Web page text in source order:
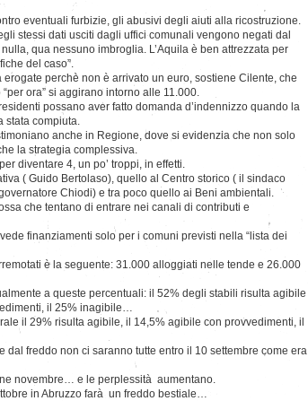
eventuali furbizie, gli abusivi degli aiuti alla ricostruzione.
stessi dati usciti dagli uffici comunali vengono negati dal
qua nessuno imbroglia. L’Aquila è ben attrezzata per
del caso”.
perchè non è arrivato un euro, sostiene Cilente, che
ora” si aggirano intorno alle 11.000.
possano aver fatto domanda d’indennizzo quando la
stata compiuta.
anche in Regione, dove si evidenzia che non solo
la strategia complessiva.
diventare 4, un po’ troppi, in effetti.
( Guido Bertolaso), quello al Centro storico ( il sindaco
Chiodi) e tra poco quello ai Beni ambientali.
che tentano di entrare nei canali di contributi e
finanziamenti solo per i comuni previsti nella “lista dei
è la seguente: 31.000 alloggiati nelle tende e 26.000
a queste percentuali: il 52% degli stabili risulta agibile
il 25% inagibile…
il 29% risulta agibile, il 14,5% agibile con provvedimenti, il
dal freddo non ci saranno tutte entro il 10 settembre come era
novembre… e le perplessità aumentano.
in Abruzzo farà un freddo bestiale…